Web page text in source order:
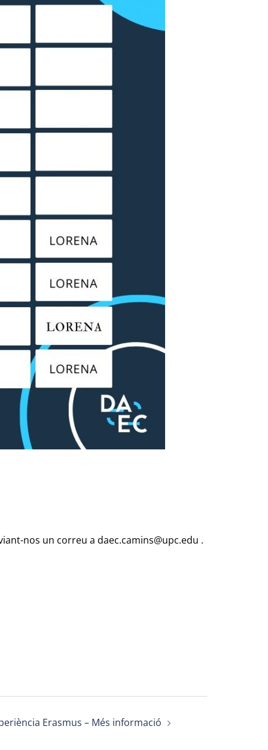
nos un correu a daec.camins@upc.edu .
Erasmus – Més informació